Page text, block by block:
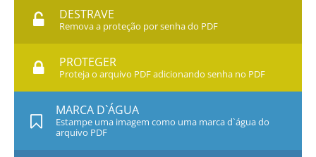
DESTRAVE
Remova a proteção por senha do PDF
PROTEGER
Proteja o arquivo PDF adicionando senha no PDF
MARCA D`ÁGUA
Estampe uma imagem como uma marca d`água do
arquivo PDF